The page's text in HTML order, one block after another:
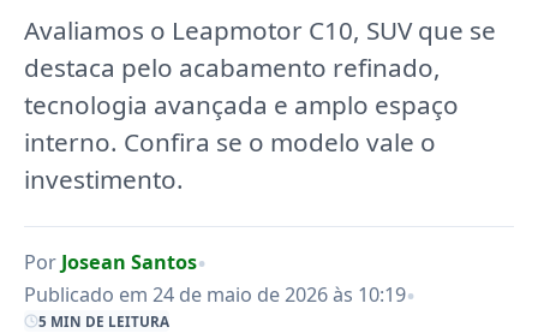
Avaliamos o Leapmotor C10, SUV que se
destaca pelo acabamento refinado,
tecnologia avançada e amplo espaço
interno. Confira se o modelo vale o
investimento.
Por Josean Santos•
Publicado em 24 de maio de 2026 às 10:19•
5 MIN DE LEITURA